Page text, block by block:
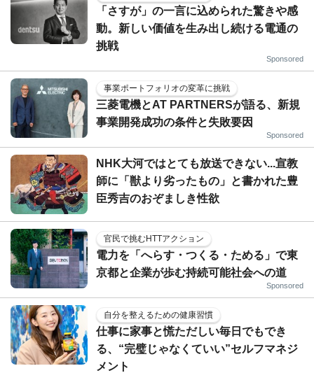
「さすが」の一言に込められた驚きや感
動。新しい価値を生み出し続ける電通の
挑戦
Sponsored
事業ポートフォリオの変革に挑戦
三菱電機とAT PARTNERSが語る、新規
事業開発成功の条件と失敗要因
Sponsored
NHK大河ではとても放送できない...宣教
師に「獣より劣ったもの」と書かれた豊
臣秀吉のおぞましき性欲
官民で挑むHTTアクション
電力を「へらす・つくる・ためる」で東
京都と企業が歩む持続可能社会への道
Sponsored
自分を整えるための健康習慣
仕事に家事と慌ただしい毎日でもでき
る、“完璧じゃなくていい”セルフマネジ
メント